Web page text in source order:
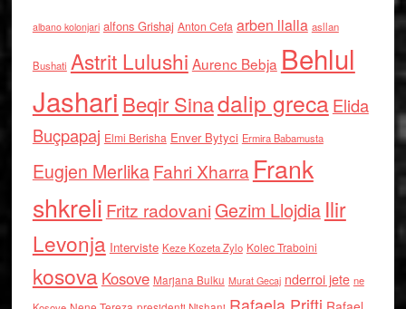
albano kolonjari alfons Grishaj Anton Cefa arben llalla asllan
Bushati Astrit Lulushi Aurenc Bebja Behlul
Jashari Beqir Sinadalip grecaElida
Buçpapaj Elmi Berisha Enver Bytyci Ermira Babamusta
Eugjen MerlikaFahri Xharra Frank
shkreli Fritz radovaniGezim Llojdia Ilir
Levonja Interviste Keze Kozeta Zylo Kolec Traboini
kosova Kosove Marjana Bulku Murat Gecaj nderroi jete ne